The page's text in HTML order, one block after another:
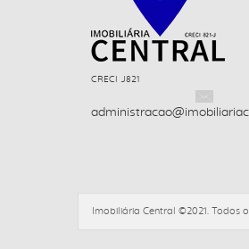
CRECI J821
Imobiliária Central ©2021. Todos